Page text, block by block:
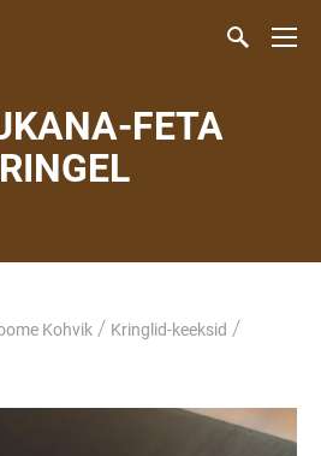
FETA
Kohvik / Kringlid-keeksid /